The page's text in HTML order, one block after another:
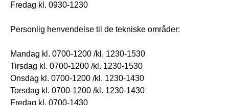
Fredag kl. 0930-1230
Personlig henvendelse til de tekniske områder:
Mandag kl. 0700-1200 /kl. 1230-1530
Tirsdag kl. 0700-1200 /kl. 1230-1530
Onsdag kl. 0700-1200 /kl. 1230-1430
Torsdag kl. 0700-1200 /kl. 1230-1430
Fredag kl. 0700-1430